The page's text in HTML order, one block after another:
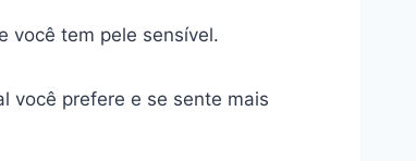
você tem pele sensível.
você prefere e se sente mais